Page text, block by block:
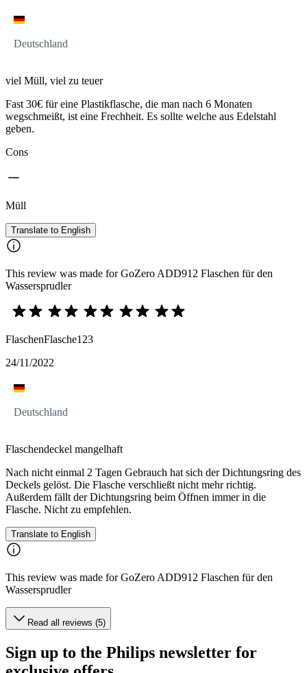
Deutschland
viel Müll, viel zu teuer
Fast 30€ für eine Plastikflasche, die man nach 6 Monaten
wegschmeißt, ist eine Frechheit. Es sollte welche aus Edelstahl
geben.
Cons
Müll
Translate to English
This review was made for GoZero ADD912 Flaschen für den
Wassersprudler
FlaschenFlasche123
24/11/2022
Deutschland
Flaschendeckel mangelhaft
Nach nicht einmal 2 Tagen Gebrauch hat sich der Dichtungsring des
Deckels gelöst. Die Flasche verschließt nicht mehr richtig.
Außerdem fällt der Dichtungsring beim Öffnen immer in die
Flasche. Nicht zu empfehlen.
Translate to English
This review was made for GoZero ADD912 Flaschen für den
Wassersprudler
Read all reviews (5)
Sign up to the Philips newsletter for